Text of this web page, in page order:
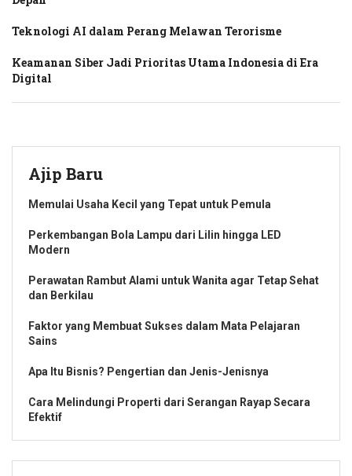
Teknologi AI dalam Perang Melawan Terorisme
Keamanan Siber Jadi Prioritas Utama Indonesia di Era
Digital
Ajip Baru
Memulai Usaha Kecil yang Tepat untuk Pemula
Perkembangan Bola Lampu dari Lilin hingga LED
Modern
Perawatan Rambut Alami untuk Wanita agar Tetap Sehat
dan Berkilau
Faktor yang Membuat Sukses dalam Mata Pelajaran
Sains
Apa Itu Bisnis? Pengertian dan Jenis-Jenisnya
Cara Melindungi Properti dari Serangan Rayap Secara
Efektif